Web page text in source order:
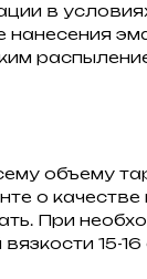
в
объему
о
При
15-16